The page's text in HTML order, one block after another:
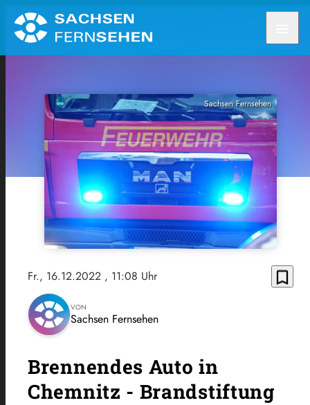
Sachsen Fernsehen
Fr., 16.12.2022 , 11:08 Uhr bookmark_border
VON
Sachsen Fernsehen
Brennendes Auto in
Chemnitz - Brandstiftung